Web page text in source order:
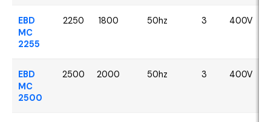
EBD
MC
2255
2250 1800 50hz 3 400V
EBD
MC
2500
2500 2000 50hz 3 400V